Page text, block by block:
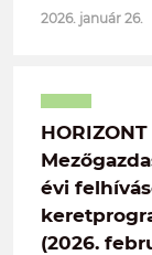
2026. január 26.
HORIZONT
évi
(2026.